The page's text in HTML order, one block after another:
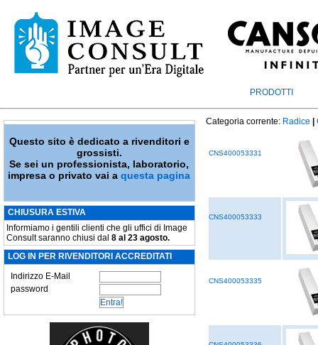
PRODOTTI
Questo sito è dedicato a rivenditori e
grossisti.
Se sei un professionista, laboratorio,
impresa o privato vai aquesta pagina
CHIUSURA ESTIVA
Informiamo i gentili clienti che gli uffici di Image
Consult saranno chiusi dal 8 al 23 agosto.
LOG IN PER RIVENDITORI ACCREDITATI
Indirizzo E-Mail
password
Categoria corrente: Radice
CNS400053331
CNS400053333
CNS400053335